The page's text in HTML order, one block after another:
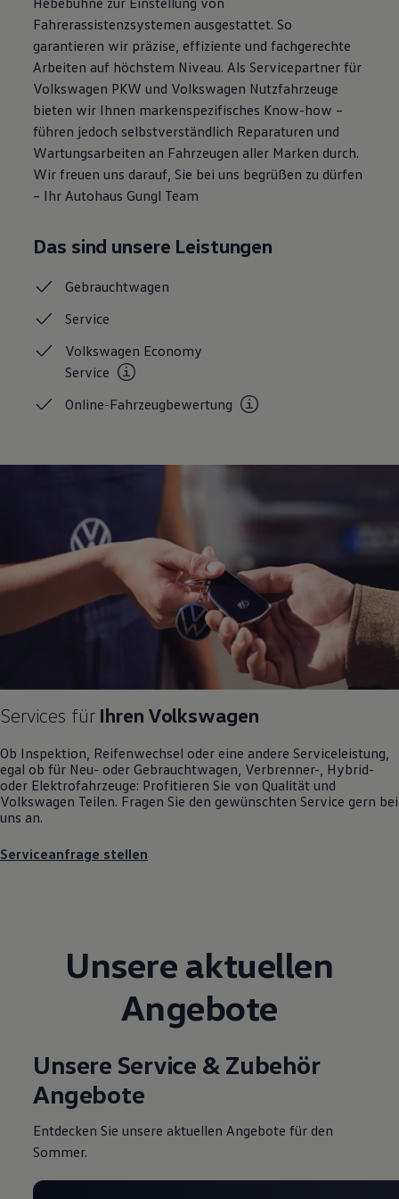
Motorenöl und Flüssigkeiten
Räder und Reifen
Pannen- und Unfallhilfe
Economy Service
Volkswagen Teile
Zubehör
Modellspezifisches Zubehör
Schutz und Pflege
Transport
Entertainment und Elektronik
Individualisieren
Wallbox und Ladekabel
Digitale Extras
Volkswagen Apps, Login und Shop
Handy und Fahrzeug verbinden
Über Ihr Auto
Kundeninformationen
Warn- und Kontrollleuchten
Assistenzsysteme
Digitale Betriebsanleitung
Live Beratung
Magazin
Familie
Volkswagen Kundenbetreuung
Fahrerassistenzsystemen ausgestattet. So
garantieren wir präzise, effiziente und fachgerechte
Arbeiten auf höchstem Niveau. Als Servicepartner für
Volkswagen PKW und Volkswagen Nutzfahrzeuge
bieten wir Ihnen markenspezifisches Know-how –
führen jedoch selbstverständlich Reparaturen und
Wartungsarbeiten an Fahrzeugen aller Marken durch.
Wir freuen uns darauf, Sie bei uns begrüßen zu dürfen
– Ihr Autohaus Gungl Team
Das sind unsere Leistungen
Gebrauchtwagen
Service
Volkswagen Economy
Service
Online-Fahrzeugbewertung
Services für Ihren Volkswagen
Ob Inspektion, Reifenwechsel oder eine andere Serviceleistung,
egal ob für Neu- oder Gebrauchtwagen , Verbrenner-, Hybrid-
oder Elektrofahrzeuge: Profitieren Sie von Qualität und
Volkswagen Teilen. Fragen Sie den gewünschten Service gern bei
uns an.
Serviceanfrage stellen
Unsere aktuellen
Angebote
Unsere Service & Zubehör
Angebote
Entdecken Sie unsere aktuellen Angebote für den
Sommer.